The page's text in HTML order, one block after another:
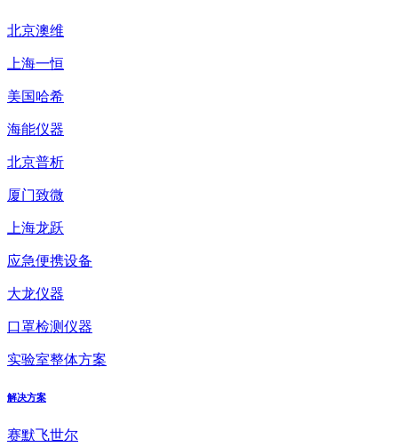
北京澳维
上海一恒
美国哈希
海能仪器
北京普析
厦门致微
上海龙跃
应急便携设备
大龙仪器
口罩检测仪器
实验室整体方案
解决方案
赛默飞世尔